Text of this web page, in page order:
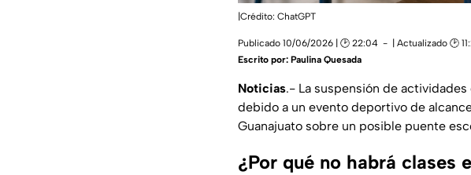
|Crédito: ChatGPT
Publicado 10/06/2026 | 🕑 22:04 | Actualizado 🕑
Escrito por: Paulina Quesada
Noticias.- La suspensión de
debido a un evento deportivo de
Guanajuato sobre un posible puente
¿Por qué no habrá clases